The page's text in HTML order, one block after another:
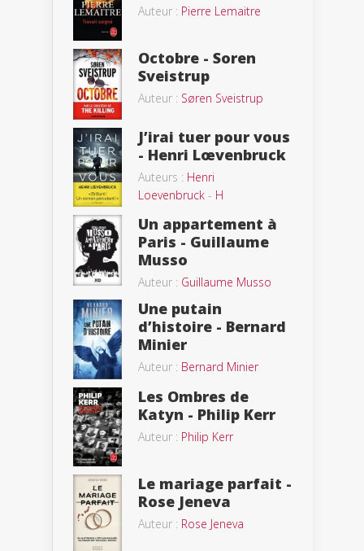
Auteur : Pierre Lemaitre
Octobre - Soren
Sveistrup
Auteur : Søren Sveistrup
J’irai tuer pour vous
- Henri Lœvenbruck
Auteurs : Henri
Loevenbruck - H
Un appartement à
Paris - Guillaume
Musso
Auteur : Guillaume Musso
Une putain
d’histoire - Bernard
Minier
Auteur : Bernard Minier
Les Ombres de
Katyn - Philip Kerr
Auteur : Philip Kerr
Le mariage parfait -
Rose Jeneva
Auteur : Rose Jeneva